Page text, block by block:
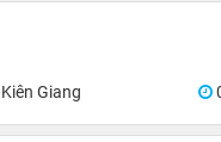
Kiên Giang